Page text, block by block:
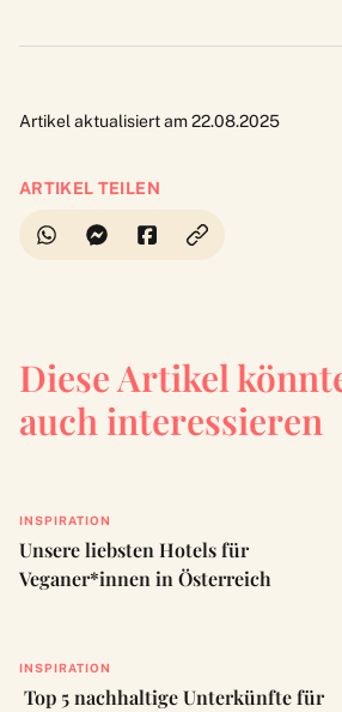
Artikel aktualisiert am 22.08.2025
ARTIKEL TEILEN
Diese Artikel
auch interessieren
INSPIRATION
Unsere liebsten Hotels für
Veganer*innen in Österreich
INSPIRATION
Top 5 nachhaltige Unterkünfte für